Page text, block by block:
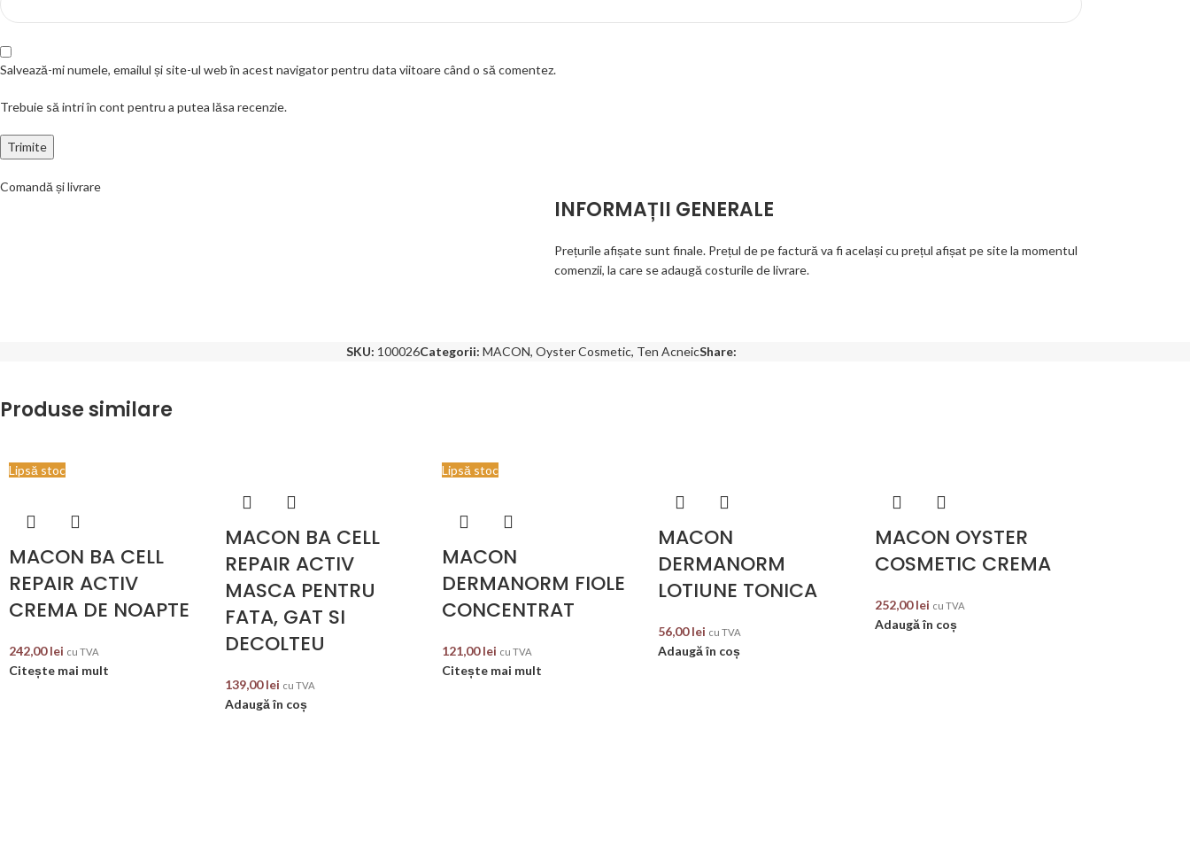
Salvează-mi numele, emailul și site-ul web în acest navigator pentru data viitoare când o să comentez.
Trebuie să intri în cont pentru a putea lăsa recenzie.
Comandă și livrare
INFORMAȚII GENERALE
Prețurile afișate sunt finale. Prețul de pe factură va fi același cu prețul afișat pe site la momentul
comenzii, la care se adaugă costurile de livrare.
SKU: 100026Categorii: MACON, Oyster Cosmetic, Ten AcneicShare:
Produse similare
Lipsă stoc
MACON BA CELL
REPAIR ACTIV
CREMA DE NOAPTE
242,00lei cu TVA
Citește mai mult
MACON BA CELL
REPAIR ACTIV
MASCA PENTRU
FATA, GAT SI
DECOLTEU
139,00lei cu TVA
Adaugă în coș
Lipsă stoc
MACON
DERMANORM FIOLE
CONCENTRAT
121,00lei cu TVA
Citește mai mult
MACON
DERMANORM
LOTIUNE TONICA
56,00lei cu TVA
Adaugă în coș
MACON OYSTER
COSMETIC CREMA
252,00lei cu TVA
Adaugă în coș